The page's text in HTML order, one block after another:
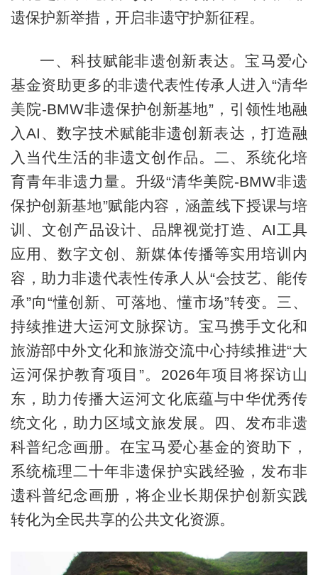
遗保护新举措，开启非遗守护新征程。
一、科技赋能非遗创新表达。宝马爱心
基金资助更多的非遗代表性传承人进入“清华
美院-BMW非遗保护创新基地”，引领性地融
入AI、数字技术赋能非遗创新表达，打造融
入当代生活的非遗文创作品。二、系统化培
育青年非遗力量。升级“清华美院-BMW非遗
保护创新基地”赋能内容，涵盖线下授课与培
训、文创产品设计、品牌视觉打造、AI工具
应用、数字文创、新媒体传播等实用培训内
容，助力非遗代表性传承人从“会技艺、能传
承”向“懂创新、可落地、懂市场”转变。三、
持续推进大运河文脉探访。宝马携手文化和
旅游部中外文化和旅游交流中心持续推进“大
运河保护教育项目”。2026年项目将探访山
东，助力传播大运河文化底蕴与中华优秀传
统文化，助力区域文旅发展。四、发布非遗
科普纪念画册。在宝马爱心基金的资助下，
系统梳理二十年非遗保护实践经验，发布非
遗科普纪念画册，将企业长期保护创新实践
转化为全民共享的公共文化资源。